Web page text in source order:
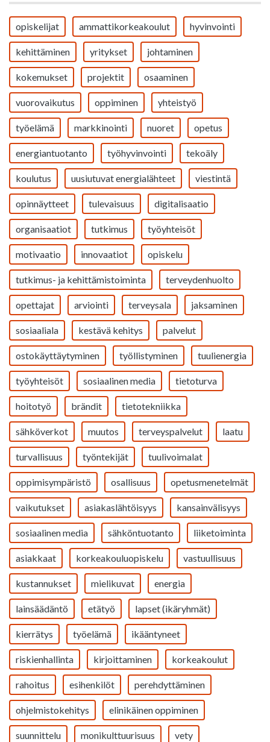
opiskelijat ammattikorkeakoulut hyvinvointi
kehittäminen yritykset johtaminen
kokemukset projektit osaaminen
vuorovaikutus oppiminen yhteistyö
työelämä markkinointi nuoret opetus
energiantuotanto työhyvinvointi tekoäly
koulutus uusiutuvat energialähteet viestintä
opinnäytteet tulevaisuus digitalisaatio
organisaatiot tutkimus työyhteisöt
motivaatio innovaatiot opiskelu
tutkimus- ja kehittämistoiminta terveydenhuolto
opettajat arviointi terveysala jaksaminen
sosiaaliala kestävä kehitys palvelut
ostokäyttäytyminen työllistyminen tuulienergia
työyhteisöt sosiaalinen media tietoturva
hoitotyö brändit tietotekniikka
sähköverkot muutos terveyspalvelut laatu
turvallisuus työntekijät tuulivoimalat
oppimisympäristö osallisuus opetusmenetelmät
vaikutukset asiakaslähtöisyys kansainvälisyys
sosiaalinen media sähköntuotanto liiketoiminta
asiakkaat korkeakouluopiskelu vastuullisuus
kustannukset mielikuvat energia
lainsäädäntö etätyö lapset (ikäryhmät)
kierrätys työelämä ikääntyneet
riskienhallinta kirjoittaminen korkeakoulut
rahoitus esihenkilöt perehdyttäminen
ohjelmistokehitys elinikäinen oppiminen
suunnittelu monikulttuurisuus vety